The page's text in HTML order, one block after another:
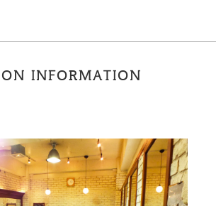
INFORMATION